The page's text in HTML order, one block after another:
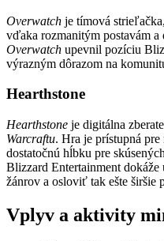
Overwatch je tímová
vďaka rozmanitým postavám
Overwatch upevnil pozíciu
výrazným dôrazom na
Hearthstone
Hearthstone je digitálna
Warcraftu. Hra je prístupná
dostatočnú hĺbku pre
Blizzard Entertainment
žánrov a osloviť tak ešte širšie
Vplyv a aktivity